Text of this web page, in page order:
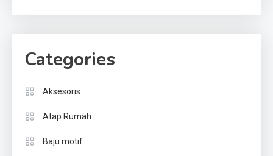
Categories
Aksesoris
Atap Rumah
Baju motif